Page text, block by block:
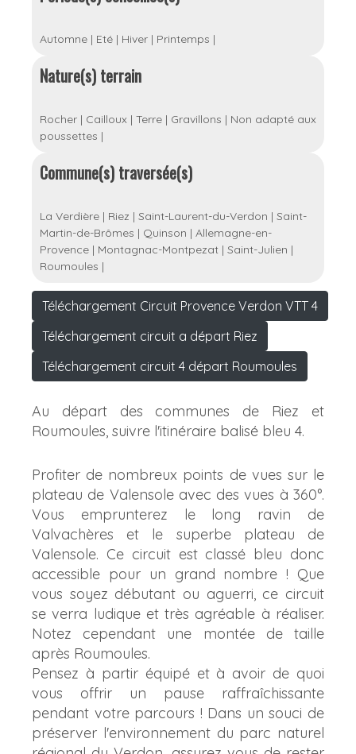
Automne | Eté | Hiver | Printemps |
Nature(s) terrain
Rocher | Cailloux | Terre | Gravillons | Non adapté aux
poussettes |
Commune(s) traversée(s)
La Verdière | Riez | Saint-Laurent-du-Verdon | Saint-
Martin-de-Brômes | Quinson | Allemagne-en-
Provence | Montagnac-Montpezat | Saint-Julien |
Roumoules |
Téléchargement Circuit Provence Verdon VTT 4
Téléchargement circuit a départ Riez
Téléchargement circuit 4 départ Roumoules
Au départ des communes de Riez et
Roumoules, suivre l'itinéraire balisé bleu 4.
Profiter de nombreux points de vues sur le
plateau de Valensole avec des vues à 360°.
Vous emprunterez le long ravin de
Valvachères et le superbe plateau de
Valensole. Ce circuit est classé bleu donc
accessible pour un grand nombre ! Que
vous soyez débutant ou aguerri, ce circuit
se verra ludique et très agréable à réaliser.
Notez cependant une montée de taille
après Roumoules.
Pensez à partir équipé et à avoir de quoi
vous offrir un pause raffraîchissante
pendant votre parcours ! Dans un souci de
préserver l'environnement du parc naturel